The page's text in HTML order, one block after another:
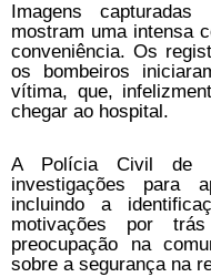
Imagens
mostram uma intensa
conveniência. Os
os bombeiros
vítima, que,
chegar ao hospital.
A Polícia Civil de
investigações para
incluindo a
motivações por
preocupação na
sobre a segurança na